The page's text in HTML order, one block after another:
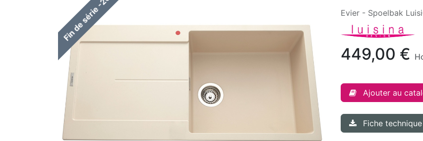
Fin de série -20% Evier - Spoelbak
449,00 €
Ajouter au
Fiche technique